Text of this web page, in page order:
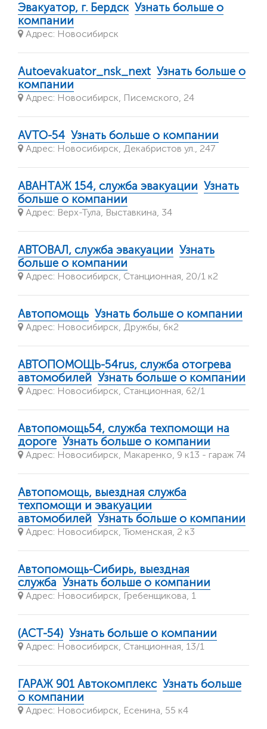
Эвакуатор, г. Бердск Узнать больше о
компании
Адрес: Новосибирск
Autoevakuator_nsk_next Узнать больше о
компании
Адрес: Новосибирск, Писемского, 24
AVTO-54 Узнать больше о компании
Адрес: Новосибирск, Декабристов ул., 247
АВАНТАЖ 154, служба эвакуации Узнать
больше о компании
Адрес: Верх-Тула, Выставкина, 34
АВТОВАЛ, служба эвакуации Узнать
больше о компании
Адрес: Новосибирск, Станционная, 20/1 к2
Автопомощь Узнать больше о компании
Адрес: Новосибирск, Дружбы, 6к2
АВТОПОМОЩЬ-54rus, служба отогрева
автомобилей Узнать больше о компании
Адрес: Новосибирск, Станционная, 62/1
Автопомощь54, служба техпомощи на
дороге Узнать больше о компании
Адрес: Новосибирск, Макаренко, 9 к13 - гараж 74
Автопомощь, выездная служба
техпомощи и эвакуации
автомобилей Узнать больше о компании
Адрес: Новосибирск, Тюменская, 2 к3
Автопомощь-Сибирь, выездная
служба Узнать больше о компании
Адрес: Новосибирск, Гребенщикова, 1
(АСТ-54) Узнать больше о компании
Адрес: Новосибирск, Станционная, 13/1
ГАРАЖ 901 Автокомплекс Узнать больше
о компании
Адрес: Новосибирск, Есенина, 55 к4